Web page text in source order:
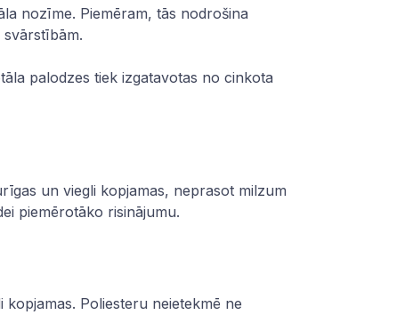
nozīme. Piemēram, tās nodrošina
palodzes tiek izgatavotas no cinkota
un viegli kopjamas, neprasot milzum
piemērotāko risinājumu.
Poliesteru neietekmē ne